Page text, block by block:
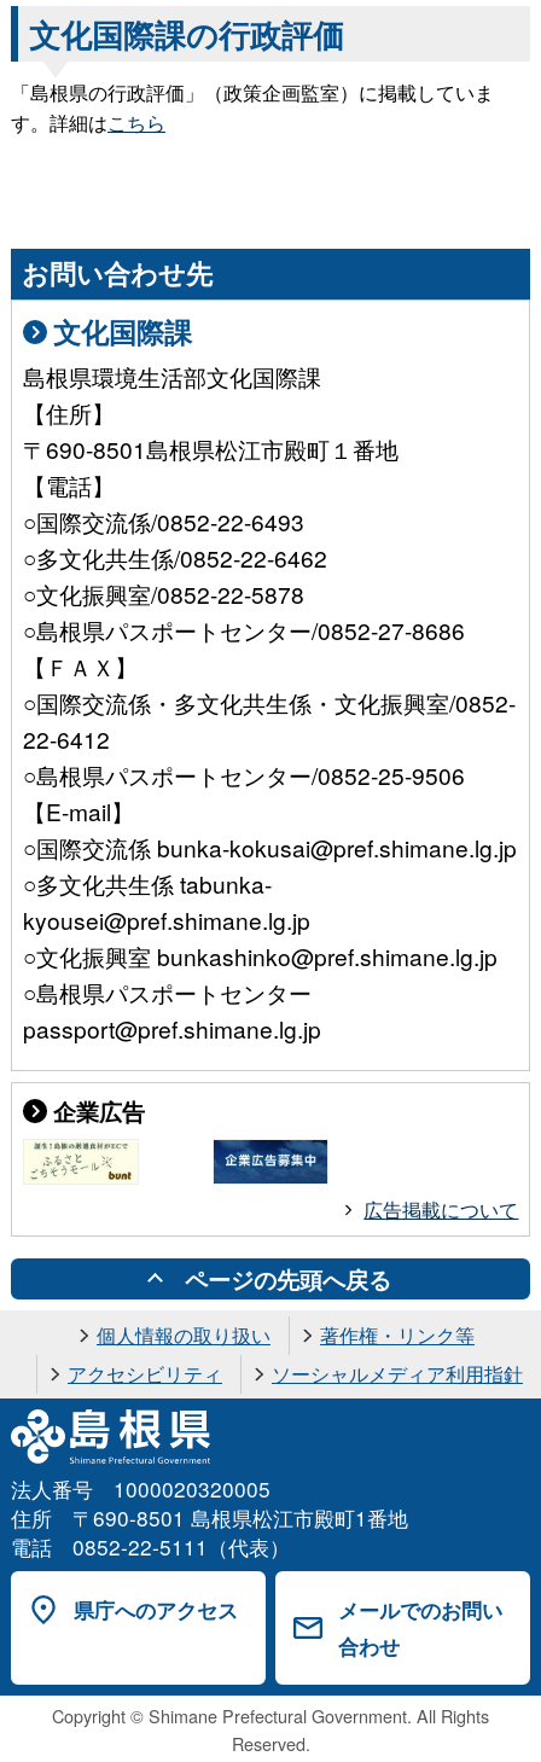
文化国際課の行政評価
「島根県の行政評価」（政策企画監室）に掲載していま
す。詳細はこちら
お問い合わせ先
文化国際課
島根県環境生活部文化国際課
【住所】
〒690-8501島根県松江市殿町１番地
【電話】
○国際交流係/0852-22-6493
○多文化共生係/0852-22-6462
○文化振興室/0852-22-5878
○島根県パスポートセンター/0852-27-8686
【ＦＡＸ】
○国際交流係・多文化共生係・文化振興室/0852-
22-6412
○島根県パスポートセンター/0852-25-9506
【E-mail】
○国際交流係 bunka-kokusai@pref.shimane.lg.jp
○多文化共生係 tabunka-
kyousei@pref.shimane.lg.jp
○文化振興室 bunkashinko@pref.shimane.lg.jp
○島根県パスポートセンター
passport@pref.shimane.lg.jp
企業広告
広告掲載について
ページの先頭へ戻る
個人情報の取り扱い
著作権・リンク等
アクセシビリティ
ソーシャルメディア利用指針
法人番号 1000020320005
住所 〒690-8501 島根県松江市殿町1番地
電話 0852-22-5111（代表）
県庁へのアクセス
メールでのお問い
合わせ
Copyright © Shimane Prefectural Government. All Rights
Reserved.